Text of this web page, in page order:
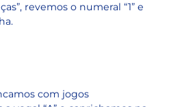
revemos o numeral “1” e
com jogos